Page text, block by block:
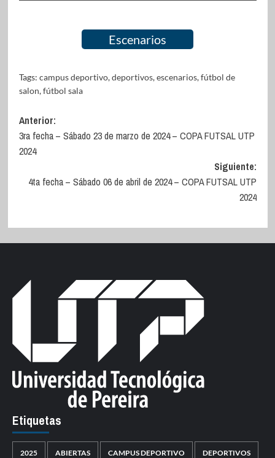
Escenarios
Tags: campus deportivo,deportivos,escenarios,fútbol de
salon,fútbol sala
Navegación
de
entradas
Anterior:
3ra fecha – Sábado 23 de marzo de 2024 – COPA FUTSAL UTP
2024
Siguiente:
4ta fecha – Sábado 06 de abril de 2024 – COPA FUTSAL UTP
2024
Etiquetas
2025 ABIERTAS CAMPUS DEPORTIVO DEPORTIVOS